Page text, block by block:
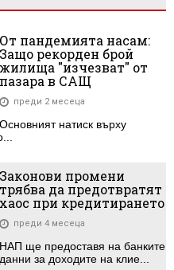
От пандемията насам:
Защо рекорден брой
жилища "изчезват" от
пазара в САЩ
преди 2 месеца
Основният натиск върху
Законови промени
трябва да предотвратят
хаос при кредитирането
преди 4 месеца
НАП ще предоставя на банките
данни за доходите на клие...